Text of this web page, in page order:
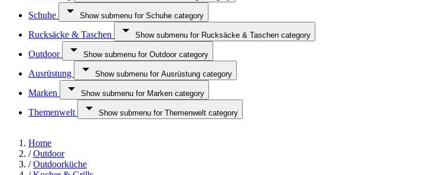
Schuhe Show submenu for Schuhe category
Rucksäcke & Taschen Show submenu for Rucksäcke & Taschen category
Outdoor Show submenu for Outdoor category
Ausrüstung Show submenu for Ausrüstung category
Marken Show submenu for Marken category
Themenwelt Show submenu for Themenwelt category
Home
/ Outdoor
/ Outdoorküche